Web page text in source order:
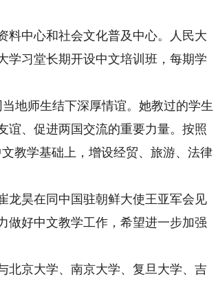
中心和社会文化普及中心。人民大
学习堂长期开设中文培训班，每期学
地师生结下深厚情谊。她教过的学生
谊、促进两国交流的重要力量。按照
教学基础上，增设经贸、旅游、法律
昊在同中国驻朝鲜大使王亚军会见
做好中文教学工作，希望进一步加强
京大学、南京大学、复旦大学、吉